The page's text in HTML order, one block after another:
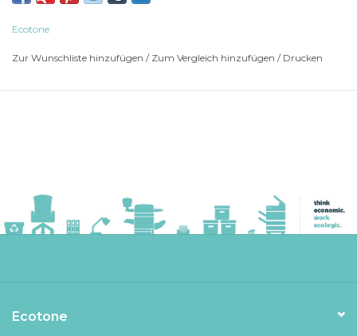
CANON i-SENSYS MF461dw
CANON i-SENSYS MF463dw
Ecotone
Zur Wunschliste hinzufügen / Zum Vergleich hinzufügen / Drucken
Ecotone